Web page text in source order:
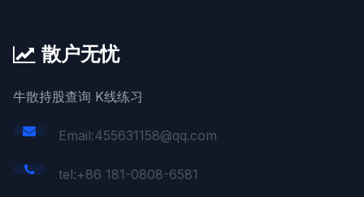
散户无忧
牛散持股查询 K线练习
Email:455631158@qq.com
tel:+86 181-0808-6581